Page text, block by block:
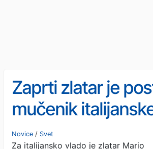
Zaprti zlatar je
mučenik
desnice
Novice / Svet
Za italijansko vlado je zlatar Mario